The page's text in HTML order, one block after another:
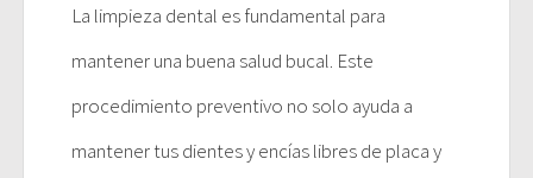
La limpieza dental es fundamental para
mantener una buena salud bucal. Este
procedimiento preventivo no solo ayuda a
mantener tus dientes y encías libres de placa y